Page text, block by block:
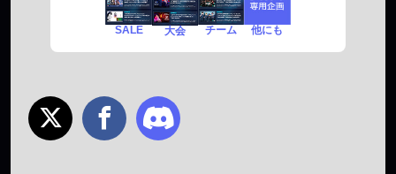
SALE 大会 チーム 他にも